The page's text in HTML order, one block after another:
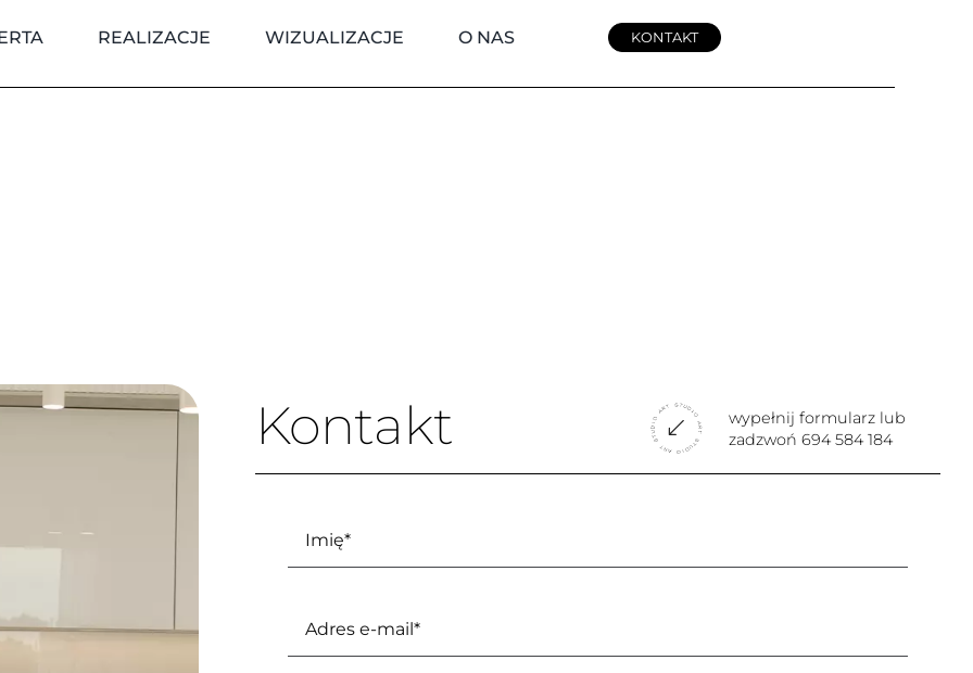
REALIZACJE WIZUALIZACJE O NAS KONTAKT
Kontakt
wypełnij formularz lub
zadzwoń694 584 184